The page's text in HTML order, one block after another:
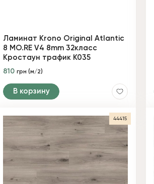
Ламинат Krono Original Atlantic
8 MO.RE V4 8mm 32класс
Кростаун трафик К035
810 грн (м/2)
В корзину
44415